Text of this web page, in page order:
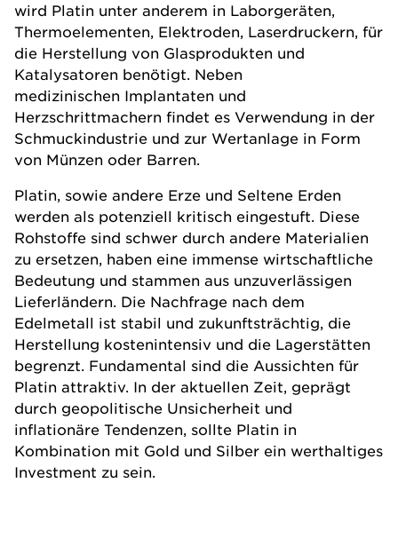
wird Platin unter anderem in Laborgeräten,
Thermoelementen, Elektroden, Laserdruckern, für
die Herstellung von Glasprodukten und
Katalysatoren benötigt. Neben
medizinischen Implantaten und
Herzschrittmachern findet es Verwendung in der
Schmuckindustrie und zur Wertanlage in Form
von Münzen oder Barren.
Platin, sowie andere Erze und Seltene Erden
werden als potenziell kritisch eingestuft. Diese
Rohstoffe sind schwer durch andere Materialien
zu ersetzen, haben eine immense wirtschaftliche
Bedeutung und stammen aus unzuverlässigen
Lieferländern. Die Nachfrage nach dem
Edelmetall ist stabil und zukunftsträchtig, die
Herstellung kostenintensiv und die Lagerstätten
begrenzt. Fundamental sind die Aussichten für
Platin attraktiv. In der aktuellen Zeit, geprägt
durch geopolitische Unsicherheit und
inflationäre Tendenzen, sollte Platin in
Kombination mit Gold und Silber ein werthaltiges
Investment zu sein.